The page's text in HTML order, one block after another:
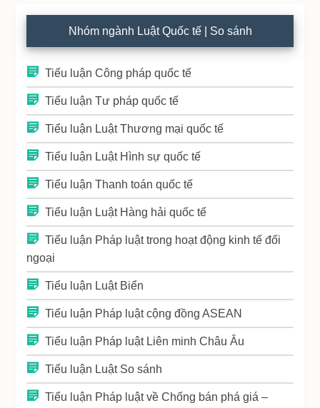
Nhóm ngành Luật Quốc tế | So sánh
Tiểu luận Công pháp quốc tế
Tiểu luận Tư pháp quốc tế
Tiểu luận Luật Thương mại quốc tế
Tiểu luận Luật Hình sự quốc tế
Tiểu luận Thanh toán quốc tế
Tiểu luận Luật Hàng hải quốc tế
Tiểu luận Pháp luật trong hoạt động kinh tế đối
ngoại
Tiểu luận Luật Biển
Tiểu luận Pháp luật cộng đồng ASEAN
Tiểu luận Pháp luật Liên minh Châu Âu
Tiểu luận Luật So sánh
Tiểu luận Pháp luật về Chống bán phá giá –